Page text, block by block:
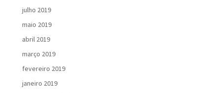
julho 2019
maio 2019
abril 2019
março 2019
fevereiro 2019
janeiro 2019